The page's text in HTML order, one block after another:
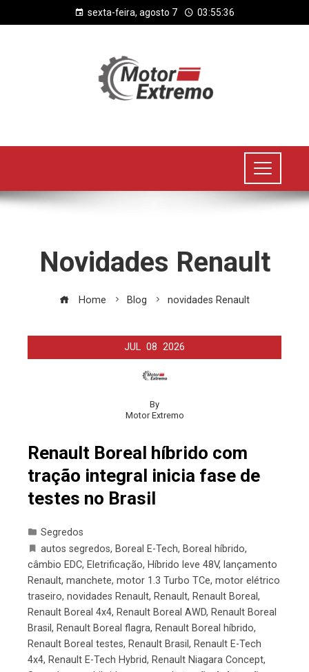
sexta-feira, agosto 7 03:55:36
Novidades Renault
Home Blog novidades Renault
JUL 08 2026
By
Motor Extremo
Renault Boreal híbrido com
tração integral inicia fase de
testes no Brasil
Segredos
autos segredos, Boreal E-Tech, Boreal híbrido,
câmbio EDC, Eletrificação, Híbrido leve 48V, lançamento
Renault, manchete, motor 1.3 Turbo TCe, motor elétrico
traseiro, novidades Renault, Renault, Renault Boreal,
Renault Boreal 4x4, Renault Boreal AWD, Renault Boreal
Brasil , Renault Boreal flagra, Renault Boreal híbrido,
Renault Boreal testes, Renault Brasil , Renault E-Tech
4x4, Renault E-Tech Hybrid, Renault Niagara Concept,